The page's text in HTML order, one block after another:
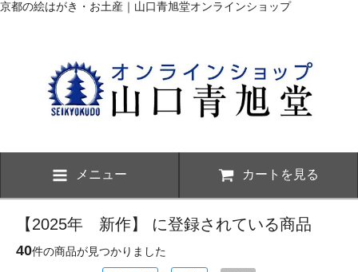
京都の絵はがき・お土産｜山口青旭堂オンラインショップ
メニュー カートを見る
【2025年 新作】 に登録されている商品
40件の商品が見つかりました